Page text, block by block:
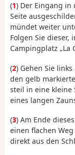
(1) Der Eingang
Seite
mündet weiter
Folgen Sie
Campingplatz „La
(2) Gehen Sie
den gelb
steil in eine kleine
eines langen
(3) Am Ende
einen flachen
direkt aus den